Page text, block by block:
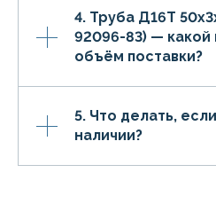
4. Труба Д16Т
92096-83) —
объём поставки?
5. Что делать,
наличии?